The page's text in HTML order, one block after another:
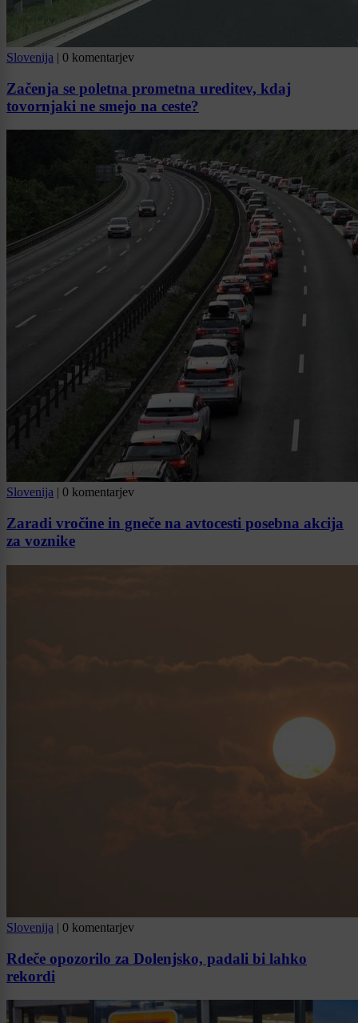
Slovenija | 0 komentarjev
Začenja se poletna prometna ureditev, kdaj
tovornjaki ne smejo na ceste?
Slovenija | 0 komentarjev
Zaradi vročine in gneče na avtocesti posebna akcija
za voznike
Slovenija | 0 komentarjev
Rdeče opozorilo za Dolenjsko, padali bi lahko
rekordi